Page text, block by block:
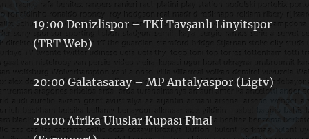
19:00 Denizlispor – TKİ Tavşanlı Linyitspor
(TRT Web)
20:00 Galatasaray – MP Antalyaspor (Ligtv)
20:00 Afrika Uluslar Kupası Final